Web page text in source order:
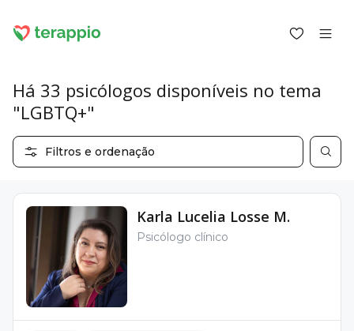
Entrar como psicólogo
Serviços
Blogue
Fórum
Para psicólogos
Sobre o terappio
Perguntas e respostas
Há 33 psicólogos disponíveis no tema
"LGBTQ+"
Filtros e ordenação
Karla Lucelia Losse M.
Psicólogo clínico